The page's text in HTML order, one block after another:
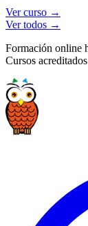
Ver curso →
Ver todos →
Formación online
Cursos